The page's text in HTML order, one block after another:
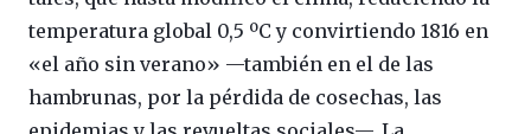
temperatura global 0,5 ºC y convirtiendo 1816 en
«el año sin verano» —también en el de las
hambrunas, por la pérdida de cosechas, las